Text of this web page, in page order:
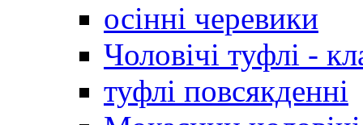
осінні черевики
Чоловічі туфлі -
туфлі повсякденні